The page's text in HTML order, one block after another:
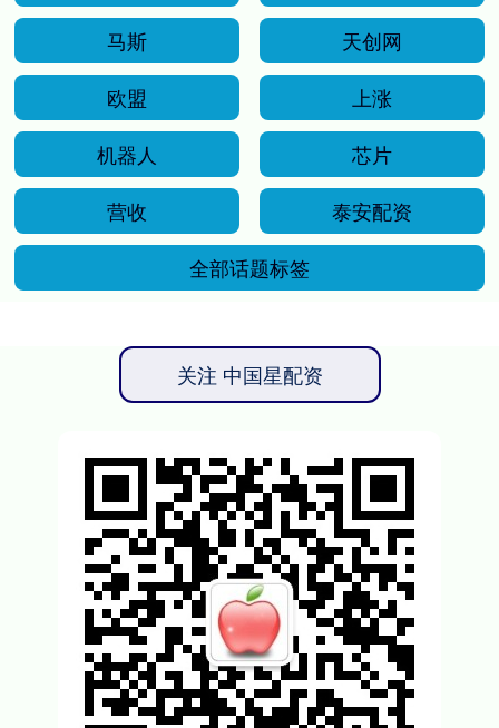
马斯
天创网
欧盟
上涨
机器人
芯片
营收
泰安配资
全部话题标签
关注 中国星配资